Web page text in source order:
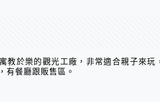
教於樂的觀光工廠，非常適合親子來玩
有餐廳跟販售區。